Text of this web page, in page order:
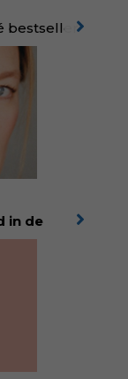
bestseller
boek
25 jaar
heeft
begrip
gratis
in de
verbindt
der Waal
radicale
wil